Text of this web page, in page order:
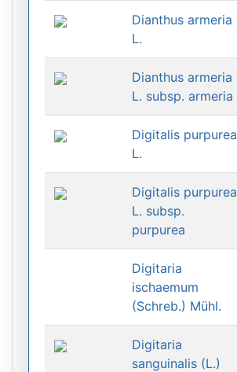
Dianthus armeria
L.
Dianthus armeria
L. subsp. armeria
Digitalis purpurea
L.
Digitalis purpurea
L. subsp.
purpurea
Digitaria
ischaemum
(Schreb.) Mühl.
Digitaria
sanguinalis (L.)